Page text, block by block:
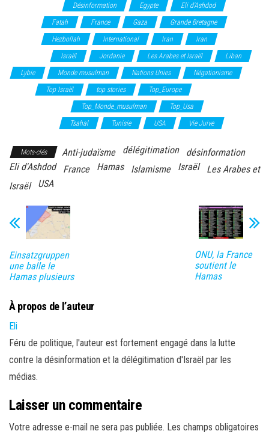
Désinformation Egypte
Eli d'Ashdod
Fatah France Gaza
Grande Bretagne
Hezbollah International Iran
Iran
Israël Jordanie Les Arabes et Israël
Liban
Lybie
Monde musulman Nations Unies
Négationisme
Top Israël top stories
Top_Europe
Top_Monde_musulman
Top_Usa
Tsahal Tunisie USA Vie Juive
Mots-clés Anti-judaïsme délégitimation
désinformation
Eli d'Ashdod
France Hamas Islamisme Israël
Les Arabes et
Israël
USA
Einsatzgruppen
une balle le
Hamas plusieurs
ONU, la France
soutient le
Hamas
À propos de l’auteur
Eli
Féru de politique, l'auteur est fortement engagé dans la lutte
contre la désinformation et la délégitimation d'Israël par les
médias.
Laisser un commentaire
Votre adresse e-mail ne sera pas publiée. Les champs obligatoires